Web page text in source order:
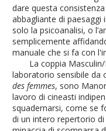
dare questa
abbagliante di paesaggi
solo la psicoanalisi, o
semplicemente
manuale che si fa con
La coppia
laboratorio sensibile da
des femmes, sono
lavoro di cineasti
squadernarsi, come se
di un intero repertorio